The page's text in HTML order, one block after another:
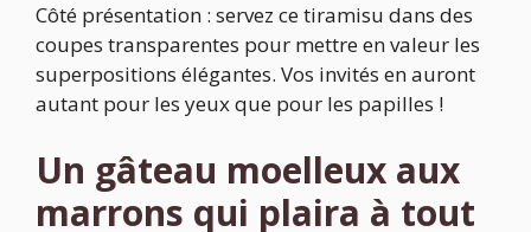
Côté présentation : servez ce tiramisu dans des
coupes transparentes pour mettre en valeur les
superpositions élégantes. Vos invités en auront
autant pour les yeux que pour les papilles !
Un gâteau moelleux aux
marrons qui plaira à tout